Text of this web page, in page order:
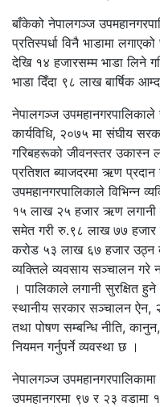
बाँकेको नेपालगञ्ज
प्रतिस्पर्धा विनै भाडामा
देखि १४ हजारसम्म भाडा लिने
भाडा दिँदा ९८ लाख बार्षिक
नेपालगञ्ज
कार्यविधि, २०७५ मा संघीय
गरिबहरूको जीवनस्तर उकास्न
प्रतिशत ब्याजदरमा ऋण
उपमहानगरपालिकाले विभिन्न
१५ लाख २५ हजार ऋण लगानी
समेत गरी रु.९८ लाख ७७
करोड ५३ लाख ६७ हजार उठ्न
व्यक्तिले व्यवसाय सञ्चालन
। पालिकाले लगानी सुरक्षित
स्थानीय सरकार सञ्चालन ऐन,
तथा पोषण सम्बन्धि नीति,
नियमन गर्नुपर्ने व्यवस्था छ ।
नेपालगञ्ज
उपमहानगरमा ९७ र २३